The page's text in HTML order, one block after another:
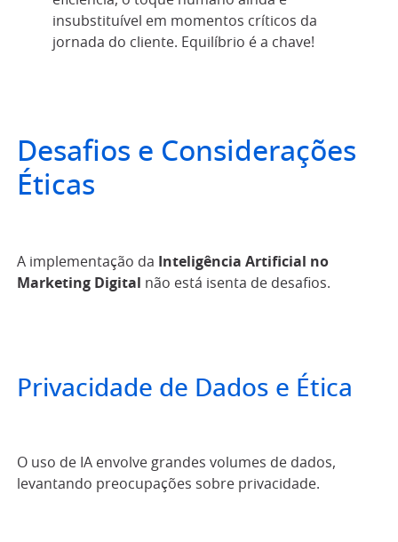
insubstituível em momentos críticos da
jornada do cliente. Equilíbrio é a chave!
Desafios e Considerações
Éticas
A implementação da
Inteligência Artificial no
Marketing Digital
não está isenta de desafios.
Privacidade de Dados e Ética
O uso de IA envolve grandes volumes de dados,
levantando preocupações sobre privacidade.